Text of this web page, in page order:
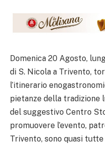
Domenica 20 Agosto,
di S. Nicola a Trivento,
l’itinerario
pietanze della tradizione
del suggestivo Centro
promuovere l’evento,
Trivento, sono quasi